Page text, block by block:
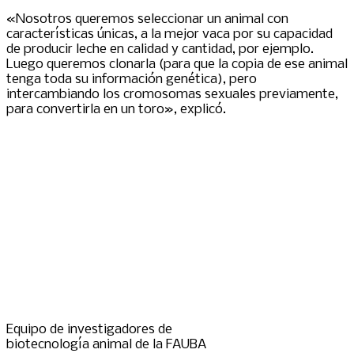
«Nosotros queremos seleccionar un animal con
características únicas, a la mejor vaca por su capacidad
de producir leche en calidad y cantidad, por ejemplo.
Luego queremos clonarla (para que la copia de ese animal
tenga toda su información genética), pero
intercambiando los cromosomas sexuales previamente,
para convertirla en un toro», explicó.
Equipo de investigadores de
biotecnología animal de la FAUBA